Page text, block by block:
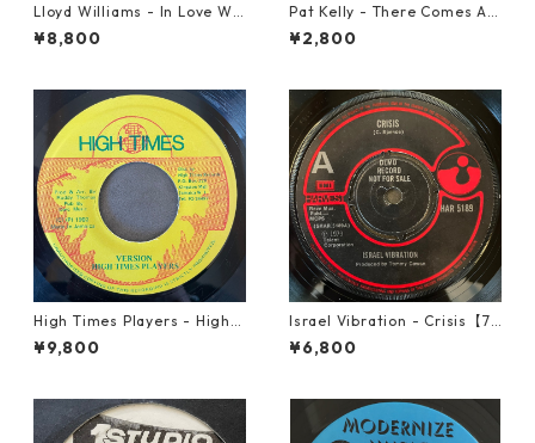
Lloyd Williams - In Love Wit
h You【7-21917】
¥8,800
Pat Kelly - There Comes A T
ime【12-50057】
¥2,800
High Times Players - High T
imes Theme【7-21926】
¥9,800
Israel Vibration - Crisis【7-
21895】
¥6,800